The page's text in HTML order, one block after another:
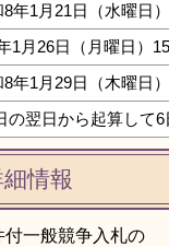
8年1月21日（水曜日）
1月26日（月曜日）
8年1月29日（木曜日）
の翌日から起算して6
情報
一般競争入札の